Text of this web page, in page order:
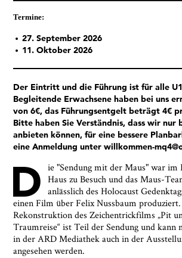
Termine:
27. September 2026
11. Oktober 2026
Der Eintritt und die Führung ist für alle
Begleitende Erwachsene haben bei uns
von 6€, das Führungsentgelt beträgt 4€
Bitte haben Sie Verständnis, dass wir nur
anbieten können, für eine bessere
eine Anmeldung unter willkommen-
D ie "Sendung mit der Maus" war im
Haus zu Besuch und das Maus-
anlässlich des Holocaust
einen Film über Felix Nussbaum
Rekonstruktion des Zeichentrickfilms „Pit
Traumreise“ ist Teil der Sendung und kann
in der ARD Mediathek auch in der
angesehen werden.
Ja, ich bin damit einverstanden,
Museumsquartier Osnabrück die
angegebenen Informationen
Newsletter zusenden zu können.
Zustimmung jederzeit widerrufen
Informationen aus den Systemen
Museumsquartiers Osnabrück
besteht ein Beschwerderecht bei
Aufsichtsbehörde für
Informationen siehe: